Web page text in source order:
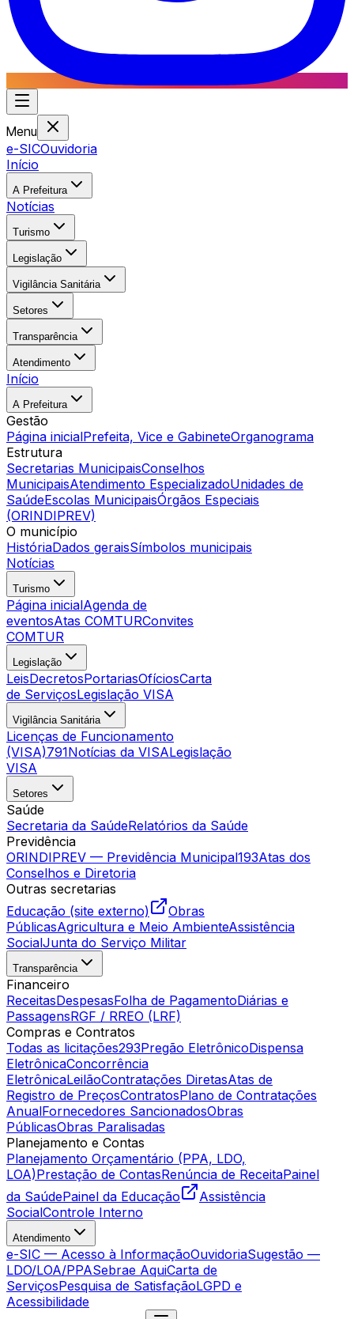
Menu
e-SICOuvidoria
Início
A Prefeitura
Notícias
Turismo
Legislação
Vigilância Sanitária
Setores
Transparência
Atendimento
Início
A Prefeitura
Gestão
Página inicialPrefeita, Vice e GabineteOrganograma
Estrutura
Secretarias MunicipaisConselhos
MunicipaisAtendimento EspecializadoUnidades de
SaúdeEscolas MunicipaisÓrgãos Especiais
(ORINDIPREV)
O município
HistóriaDados geraisSímbolos municipais
Notícias
Turismo
Página inicialAgenda de
eventosAtas COMTURConvites
COMTUR
Legislação
LeisDecretosPortariasOfíciosCarta
de ServiçosLegislação VISA
Vigilância Sanitária
Licenças de Funcionamento
(VISA)791Notícias da VISALegislação
VISA
Setores
Saúde
Secretaria da SaúdeRelatórios da Saúde
Previdência
ORINDIPREV — Previdência Municipal193Atas dos
Conselhos e Diretoria
Outras secretarias
Educação (site externo)
Obras
PúblicasAgricultura e Meio AmbienteAssistência
SocialJunta do Serviço Militar
Transparência
Financeiro
ReceitasDespesasFolha de PagamentoDiárias e
PassagensRGF / RREO (LRF)
Compras e Contratos
Todas as licitações293Pregão EletrônicoDispensa
EletrônicaConcorrência
EletrônicaLeilãoContratações DiretasAtas de
Registro de PreçosContratosPlano de Contratações
AnualFornecedores SancionadosObras
PúblicasObras Paralisadas
Planejamento e Contas
Planejamento Orçamentário (PPA, LDO,
LOA)Prestação de ContasRenúncia de ReceitaPainel
da SaúdePainel da Educação
Assistência
SocialControle Interno
Atendimento
e-SIC — Acesso à InformaçãoOuvidoriaSugestão —
LDO/LOA/PPASebrae AquiCarta de
ServiçosPesquisa de SatisfaçãoLGPD e
Acessibilidade